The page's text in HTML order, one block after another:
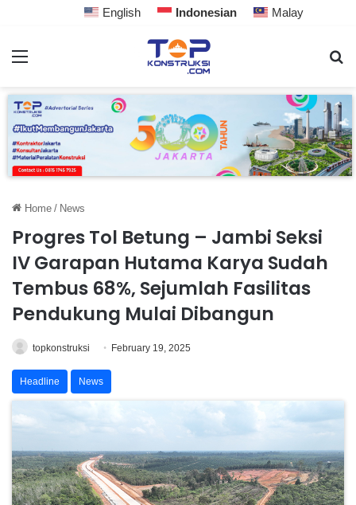
English Indonesian Malay
Home / News
Progres Tol Betung – Jambi Seksi
IV Garapan Hutama Karya Sudah
Tembus 68%, Sejumlah Fasilitas
Pendukung Mulai Dibangun
topkonstruksi February 19, 2025
Headline News